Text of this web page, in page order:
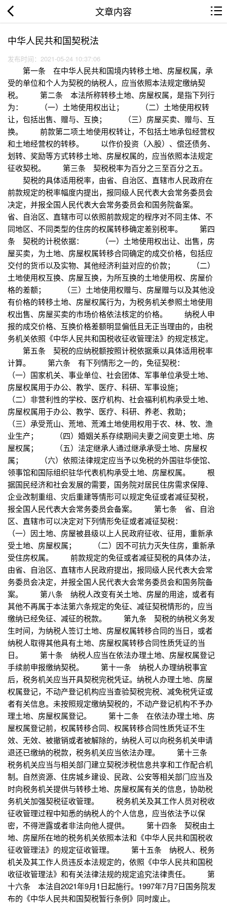
文章内容
中华人民共和国契税法
发布时间：2021-05-24 10:37:06
第一条 在中华人民共和国境内转移土地、房屋权属，承
受的单位和个人为契税的纳税人，应当依照本法规定缴纳契
税。 第二条 本法所称转移土地、房屋权属，是指下列行
为： （一）土地使用权出让； （二）土地使用权转
让，包括出售、赠与、互换； （三）房屋买卖、赠与、互
换。 前款第二项土地使用权转让，不包括土地承包经营权
和土地经营权的转移。 以作价投资（入股）、偿还债务、
划转、奖励等方式转移土地、房屋权属的，应当依照本法规定
征收契税。 第三条 契税税率为百分之三至百分之五。
契税的具体适用税率，由省、自治区、直辖市人民政府在
前款规定的税率幅度内提出，报同级人民代表大会常务委员会
决定，并报全国人民代表大会常务委员会和国务院备案。
省、自治区、直辖市可以依照前款规定的程序对不同主体、不
同地区、不同类型的住房的权属转移确定差别税率。 第四
条 契税的计税依据： （一）土地使用权出让、出售，房
屋买卖，为土地、房屋权属转移合同确定的成交价格，包括应
交付的货币以及实物、其他经济利益对应的价款； （二）
土地使用权互换、房屋互换，为所互换的土地使用权、房屋价
格的差额； （三）土地使用权赠与、房屋赠与以及其他没
有价格的转移土地、房屋权属行为，为税务机关参照土地使用
权出售、房屋买卖的市场价格依法核定的价格。 纳税人申
报的成交价格、互换价格差额明显偏低且无正当理由的，由税
务机关依照《中华人民共和国税收征收管理法》的规定核定。
第五条 契税的应纳税额按照计税依据乘以具体适用税率
计算。 第六条 有下列情形之一的，免征契税：
（一）国家机关、事业单位、社会团体、军事单位承受土地、
房屋权属用于办公、教学、医疗、科研、军事设施；
（二）非营利性的学校、医疗机构、社会福利机构承受土地、
房屋权属用于办公、教学、医疗、科研、养老、救助；
（三）承受荒山、荒地、荒滩土地使用权用于农、林、牧、渔
业生产； （四）婚姻关系存续期间夫妻之间变更土地、房
屋权属； （五）法定继承人通过继承承受土地、房屋权
属； （六）依照法律规定应当予以免税的外国驻华使馆、
领事馆和国际组织驻华代表机构承受土地、房屋权属。 根
据国民经济和社会发展的需要，国务院对居民住房需求保障、
企业改制重组、灾后重建等情形可以规定免征或者减征契税，
报全国人民代表大会常务委员会备案。 第七条 省、自治
区、直辖市可以决定对下列情形免征或者减征契税：
（一）因土地、房屋被县级以上人民政府征收、征用，重新承
受土地、房屋权属； （二）因不可抗力灭失住房，重新承
受住房权属。 前款规定的免征或者减征契税的具体办法，
由省、自治区、直辖市人民政府提出，报同级人民代表大会常
务委员会决定，并报全国人民代表大会常务委员会和国务院备
案。 第八条 纳税人改变有关土地、房屋的用途，或者有
其他不再属于本法第六条规定的免征、减征契税情形的，应当
缴纳已经免征、减征的税款。 第九条 契税的纳税义务发
生时间，为纳税人签订土地、房屋权属转移合同的当日，或者
纳税人取得其他具有土地、房屋权属转移合同性质凭证的当
日。 第十条 纳税人应当在依法办理土地、房屋权属登记
手续前申报缴纳契税。 第十一条 纳税人办理纳税事宜
后，税务机关应当开具契税完税凭证。纳税人办理土地、房屋
权属登记，不动产登记机构应当查验契税完税、减免税凭证或
者有关信息。未按照规定缴纳契税的，不动产登记机构不予办
理土地、房屋权属登记。 第十二条 在依法办理土地、房
屋权属登记前，权属转移合同、权属转移合同性质凭证不生
效、无效、被撤销或者被解除的，纳税人可以向税务机关申请
退还已缴纳的税款，税务机关应当依法办理。 第十三条
税务机关应当与相关部门建立契税涉税信息共享和工作配合机
制。自然资源、住房城乡建设、民政、公安等相关部门应当及
时向税务机关提供与转移土地、房屋权属有关的信息，协助税
务机关加强契税征收管理。 税务机关及其工作人员对税收
征收管理过程中知悉的纳税人的个人信息，应当依法予以保
密，不得泄露或者非法向他人提供。 第十四条 契税由土
地、房屋所在地的税务机关依照本法和《中华人民共和国税收
征收管理法》的规定征收管理。 第十五条 纳税人、税务
机关及其工作人员违反本法规定的，依照《中华人民共和国税
收征收管理法》和有关法律法规的规定追究法律责任。 第
十六条 本法自2021年9月1日起施行。1997年7月7日国务院发
布的《中华人民共和国契税暂行条例》同时废止。